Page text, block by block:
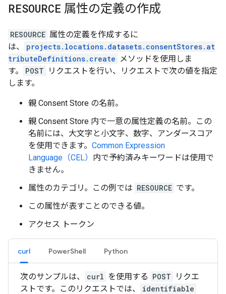
RESOURCE 属性の定義の作成
RESOURCE 属性の定義を作成するに
は、
projects.locations.datasets.consentStores.at
tributeDefinitions.create メソッドを使用しま
す。
POST
リクエストを行い、リクエストで次の値を指定
します。
親 Consent Store の名前。
親 Consent Store 内で一意の属性定義の名前。この
名前には、大文字と小文字、数字、アンダースコア
を使用できます。 Common Expression
Language（CEL） 内で予約済みキーワードは使用で
きません。
属性のカテゴリ。この例では RESOURCE です。
この属性が表すことのできる値。
アクセス トークン
curl PowerShell Python
次のサンプルは、 curl を使用する POST
リクエ
ストです。このリクエストでは、
identifiable